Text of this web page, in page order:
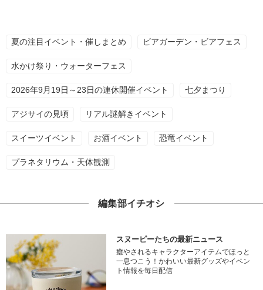
夏の注目イベント・催しまとめ ビアガーデン・ビアフェス
水かけ祭り・ウォーターフェス
2026年9月19日～23日の連休開催イベント 七夕まつり
アジサイの見頃 リアル謎解きイベント
スイーツイベント お酒イベント 恐竜イベント
プラネタリウム・天体観測
編集部イチオシ
スヌーピーたちの最新ニュース
癒やされるキャラクターアイテムでほっと
一息つこう！かわいい最新グッズやイベン
ト情報を毎日配信